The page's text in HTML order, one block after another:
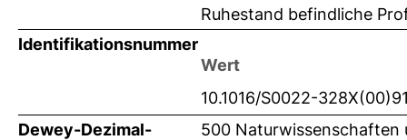
Ruhestand befindliche
Identifikationsnummer
Wert
10.1016/S0022-
Dewey-Dezimal-
500 Naturwissenschaften